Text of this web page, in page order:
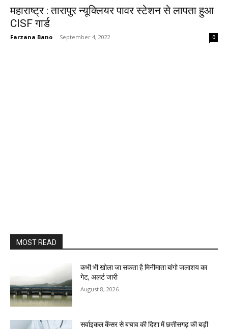
महाराष्ट्र : तारापुर न्यूक्लियर पावर स्टेशन से लापता हुआ
CISF गार्ड
Farzana Bano - September 4, 2022 0
MOST READ
कभी भी खोला जा सकता है मिनीमाता बांगो जलाशय का
गेट, अलर्ट जारी
August 8, 2026
सर्वाइकल कैंसर से बचाव की दिशा में छत्तीसगढ़ की बड़ी